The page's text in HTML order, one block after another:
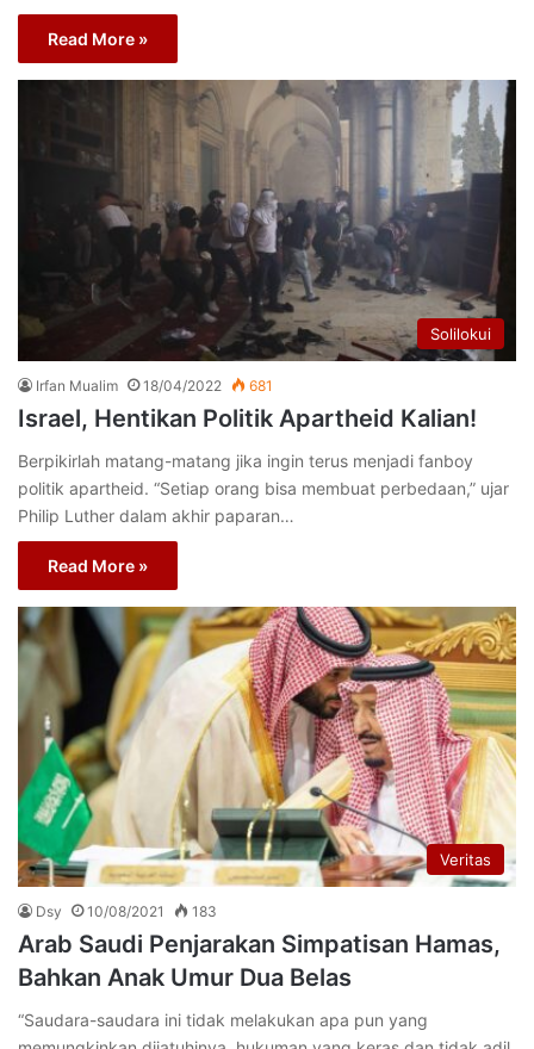
Read More »
Solilokui
Irfan Mualim 18/04/2022 681
Israel, Hentikan Politik Apartheid Kalian!
Berpikirlah matang-matang jika ingin terus menjadi fanboy
politik apartheid. “Setiap orang bisa membuat perbedaan,” ujar
Philip Luther dalam akhir paparan…
Read More »
Veritas
Dsy 10/08/2021 183
Arab Saudi Penjarakan Simpatisan Hamas,
Bahkan Anak Umur Dua Belas
“Saudara-saudara ini tidak melakukan apa pun yang